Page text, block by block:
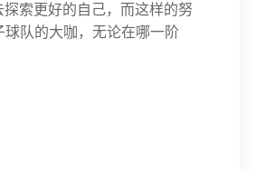
索更好的自己，而这样的努
队的大咖，无论在哪一阶